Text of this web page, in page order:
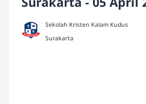
Sekolah Kristen Kalam Kudus
Surakarta